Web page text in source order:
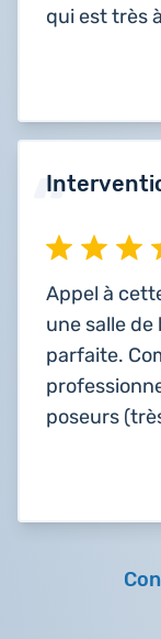
qui est très
Appel à
une salle
parfaite.
poseurs